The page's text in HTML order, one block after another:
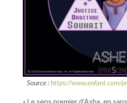
Source :https://www.enfant.com/
« Le sens premier d’Asha, en